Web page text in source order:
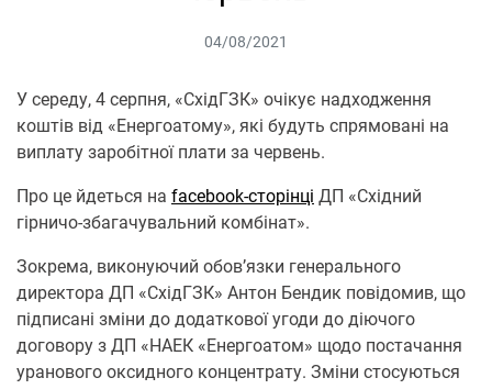
04/08/2021
У середу, 4 серпня, «СхідГЗК» очікує надходження
коштів від «Енергоатому», які будуть спрямовані на
виплату заробітної плати за червень.
Про це йдеться на facebook-стoрінці ДП «Східний
гірничо-збагачувальний комбінат».
Зокрема, виконуючий обов’язки генерального
директора ДП «СхідГЗК» Антон Бендик повідомив, що
підписані зміни до додаткової угоди до діючого
договору з ДП «НАЕК «Енергоатом» щодо постачання
уранового оксидного концентрату. Зміни стосуються